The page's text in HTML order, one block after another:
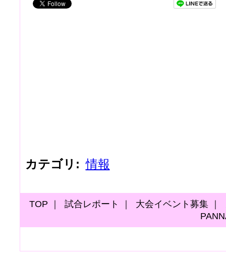
カテゴリ : 情報
TOP 試合レポート 大会イベント募集